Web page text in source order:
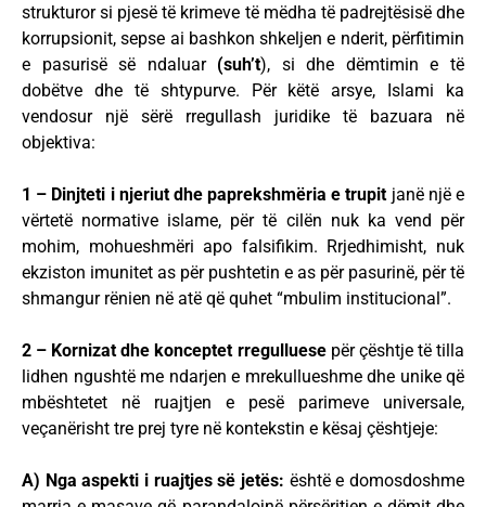
strukturor si pjesë të krimeve të mëdha të padrejtësisë dhe
korrupsionit, sepse ai bashkon shkeljen e nderit, përfitimin
e pasurisë së ndaluar (suh’t), si dhe dëmtimin e të
dobëtve dhe të shtypurve. Për këtë arsye, Islami ka
vendosur një sërë rregullash juridike të bazuara në
objektiva:
1 – Dinjteti i njeriut dhe paprekshmëria e trupit janë një e
vërtetë normative islame, për të cilën nuk ka vend për
mohim, mohueshmëri apo falsifikim. Rrjedhimisht, nuk
ekziston imunitet as për pushtetin e as për pasurinë, për të
shmangur rënien në atë që quhet “mbulim institucional”.
2 – Kornizat dhe konceptet rregulluesepër çështje të tilla
lidhen ngushtë me ndarjen e mrekullueshme dhe unike që
mbështetet në ruajtjen e pesë parimeve universale,
veçanërisht tre prej tyre në kontekstin e kësaj çështjeje:
A) Nga aspekti i ruajtjes së jetës: është e domosdoshme